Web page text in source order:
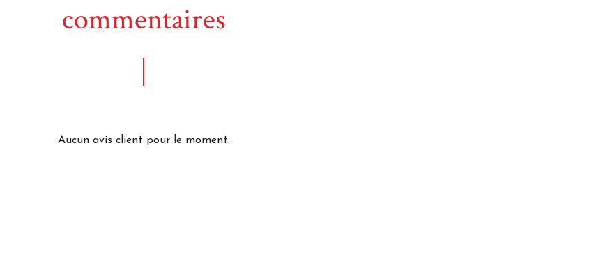
commentaires
Aucun avis client pour le moment.